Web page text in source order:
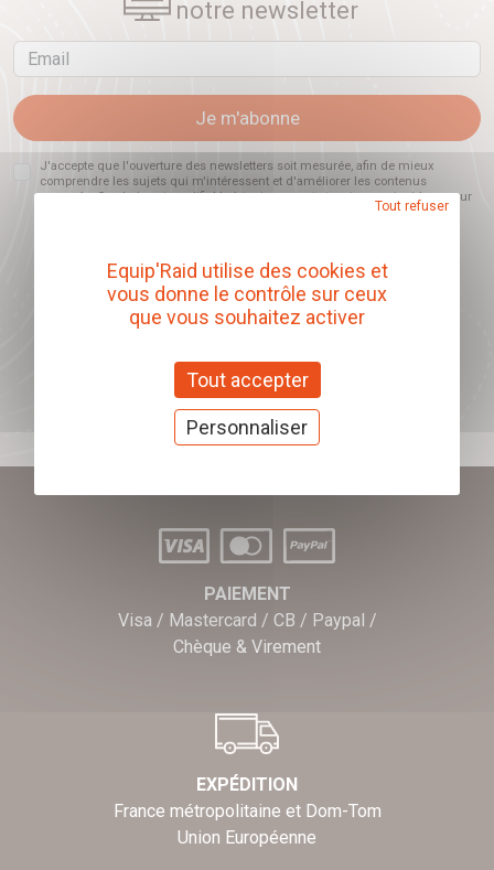
notre newsletter
Email
Je m'abonne
J'accepte que l'ouverture des newsletters soit mesurée, afin de mieux
comprendre les sujets qui m'intéressent et d'améliorer les contenus
proposés. Ce choix est modifiable à tout moment et reste sans incidence sur
Offrez nos chèques
J'offre des chèques cadeaux
PAIEMENT
Visa / Mastercard / CB / Paypal /
Chèque & Virement
EXPÉDITION
France métropolitaine et Dom-Tom
Union Européenne
Equip'Raid utilise des cookies et
vous donne le contrôle sur ceux
que vous souhaitez activer
Tout accepter
Tout refuser
Personnaliser